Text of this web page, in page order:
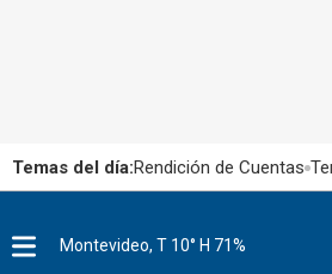
Temas del día:Rendición de Cuentas
Montevideo, T 10° H 71%